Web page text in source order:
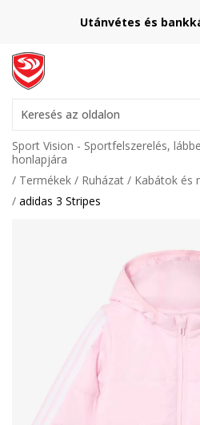
Utánvétes és
Keresés az oldalon
Sport Vision - Sportfelszerelés,
honlapjára
Termékek
Ruházat Kabátok és
adidas 3 Stripes